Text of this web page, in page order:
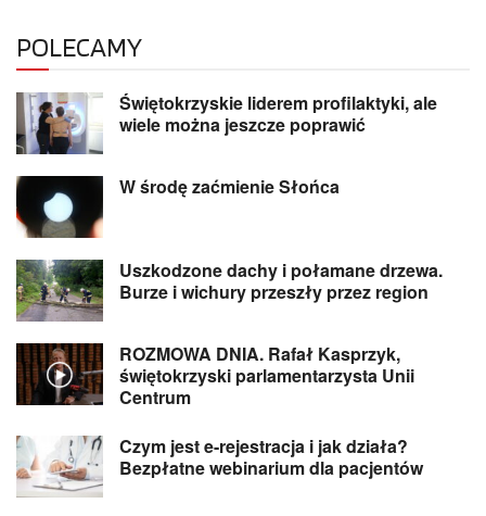
POLECAMY
Świętokrzyskie liderem profilaktyki, ale
wiele można jeszcze poprawić
W środę zaćmienie Słońca
Uszkodzone dachy i połamane drzewa.
Burze i wichury przeszły przez region
ROZMOWA DNIA. Rafał Kasprzyk,
świętokrzyski parlamentarzysta Unii
Centrum
Czym jest e-rejestracja i jak działa?
Bezpłatne webinarium dla pacjentów